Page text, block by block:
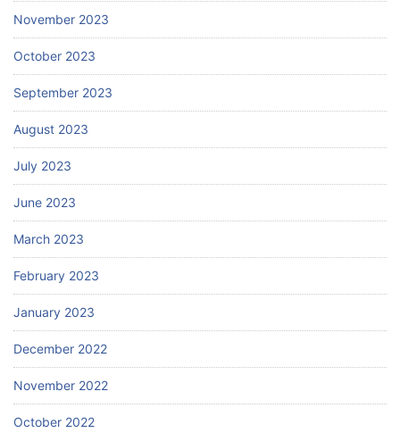
November 2023
October 2023
September 2023
August 2023
July 2023
June 2023
March 2023
February 2023
January 2023
December 2022
November 2022
October 2022